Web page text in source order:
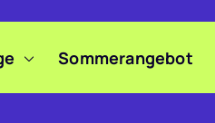
Sommerangebot